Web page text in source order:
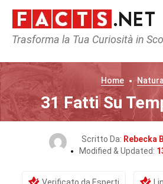
Trasforma la Tua Curiosità in
Home Natura
31 Fatti Su
Scritto Da: Rebecka
Modified & Updated: